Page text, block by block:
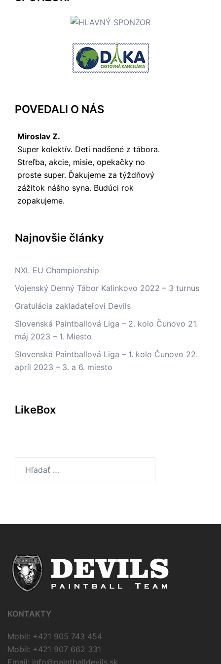
POVEDALI O NÁS
Miroslav Z.
Super kolektív. Deti nadšené z tábora.
Streľba, akcie, misie, opekačky no
proste super. Ďakujeme za týždňový
zážitok nášho syna. Budúci rok
zopakujeme.
Najnovšie články
NXL EU Championship
Vojenský Denný Tábor Kalinkovo 2022 – 3 turnus
Gratulácia zakladateľovi Devils
Slovenská Paintballová Liga – 2. kolo Čunovo 21.
máj 2023 – 1. Miesto
Slovenská Paintballová Liga – 1. kolo Čunovo 22.
apríl 2023 – 3. a 6. miesto
LikeBox
KONTAKTY
Mobil: +421 905 743 454
Mobil: +421 907 662 331